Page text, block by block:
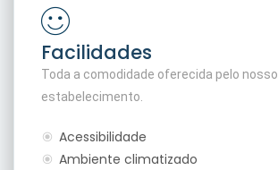
Facilidades
Toda a comodidade oferecida pelo nosso
estabelecimento.
Acessibilidade
Ambiente climatizado